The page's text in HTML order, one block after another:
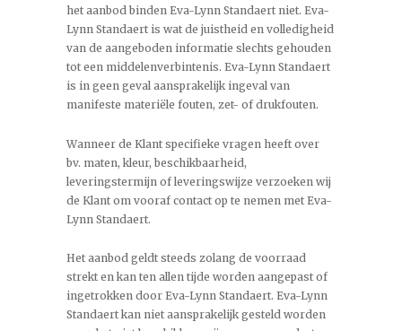
het aanbod binden Eva-Lynn Standaert niet. Eva-
Lynn Standaert is wat de juistheid en volledigheid
van de aangeboden informatie slechts gehouden
tot een middelenverbintenis. Eva-Lynn Standaert
is in geen geval aansprakelijk ingeval van
manifeste materiële fouten, zet- of drukfouten.
Wanneer de Klant specifieke vragen heeft over
bv. maten, kleur, beschikbaarheid,
leveringstermijn of leveringswijze verzoeken wij
de Klant om vooraf contact op te nemen met Eva-
Lynn Standaert.
Het aanbod geldt steeds zolang de voorraad
strekt en kan ten allen tijde worden aangepast of
ingetrokken door Eva-Lynn Standaert. Eva-Lynn
Standaert kan niet aansprakelijk gesteld worden